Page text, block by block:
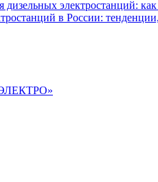
электростанций:
в России: